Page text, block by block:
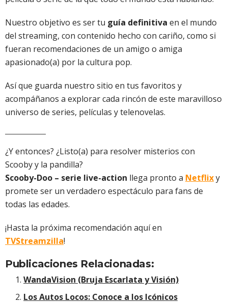
Nuestro objetivo es ser tu guía definitiva en el mundo
del streaming, con contenido hecho con cariño, como si
fueran recomendaciones de un amigo o amiga
apasionado(a) por la cultura pop.
Así que guarda nuestro sitio en tus favoritos y
acompáñanos a explorar cada rincón de este maravilloso
universo de series, películas y telenovelas.
¿Y entonces? ¿Listo(a) para resolver misterios con
Scooby y la pandilla?
Scooby-Doo – serie live-action llega pronto a Netflixy
promete ser un verdadero espectáculo para fans de
todas las edades.
¡Hasta la próxima recomendación aquí en
TVStreamzilla!
Publicaciones Relacionadas:
WandaVision (Bruja Escarlata y Visión)
Los Autos Locos: Conoce a los Icónicos